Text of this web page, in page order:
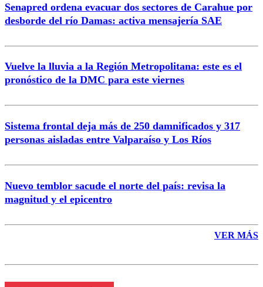
Correo
Enviar comentario
Senapred ordena evacuar dos sectores de Carahue por
desborde del río Damas: activa mensajería SAE
Vuelve la lluvia a la Región Metropolitana: este es el
pronóstico de la DMC para este viernes
Sistema frontal deja más de 250 damnificados y 317
personas aisladas entre Valparaíso y Los Ríos
Nuevo temblor sacude el norte del país: revisa la
magnitud y el epicentro
VER MÁS